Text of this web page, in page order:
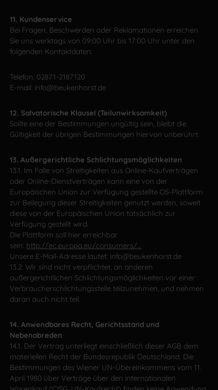
11. Kundenservice
Bei Fragen, Beschwerden oder Reklamationen erreichen
Sie uns werktags von 09:00 Uhr bis 17:00 Uhr unter den
folgenden Kontaktdaten:
Telefon: 02871-2187120
E-mail: info@beukenhorst.de
12. Salvatorische Klausel (Teilunwirksamkeit)
Sollte eine der Bestimmungen ungültig sein, bleibt die
Gültigkeit der übrigen Bestimmungen hiervon unberührt.
13. Außergerichtliche Schlichtungsmöglichkeiten
13.1. Im Falle von Streitigkeiten aus Online-Kaufverträgen
oder Online-Dienstverträgen kann eine von der
Europäischen Union zur Verfügung gestellte OS-Plattform
zur Beilegung dieser Streitigkeiten genutzt werden, soweit
diese von der Europäischen Union tatsächlich zur
Verfügung gestellt wird.
Die Plattform soll hier erreichbar
sein: http://ec.europa.eu/consumers/...
Unsere E-Mail-Adresse lautet: info@beukenhorst.de
13.2. Wir sind nicht verpflichtet, an anderen
außergerichtlichen Schlichtungsmöglichkeiten vor einer
Verbraucherschlichtungsstelle teilzunehmen, und nehmen
daran auch nicht teil.
14. Anwendbares Recht, Gerichtsstand und
Nebenabreden
14.1. Der Vertrag unterliegt einschließlich dieser AGB dem
materiellen Recht der Bundesrepublik Deutschland. Die
Bestimmungen des Wiener UN-Übereinkommens vom 11.
April 1980 über Verträge über den internationalen